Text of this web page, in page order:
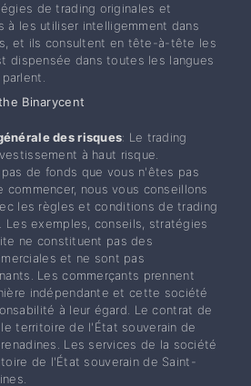
de trading originales et
à les utiliser intelligemment dans
et ils consultent en tête-à-tête les
dispensée dans toutes les langues
Binarycent
des risques: Le trading
à haut risque.
de fonds que vous n'êtes pas
commencer, nous vous conseillons
les règles et conditions de trading
exemples, conseils, stratégies
ne constituent pas des
et ne sont pas
Les commerçants prennent
indépendante et cette société
à leur égard. Le contrat de
territoire de l'État souverain de
Les services de la société
de l'État souverain de Saint-